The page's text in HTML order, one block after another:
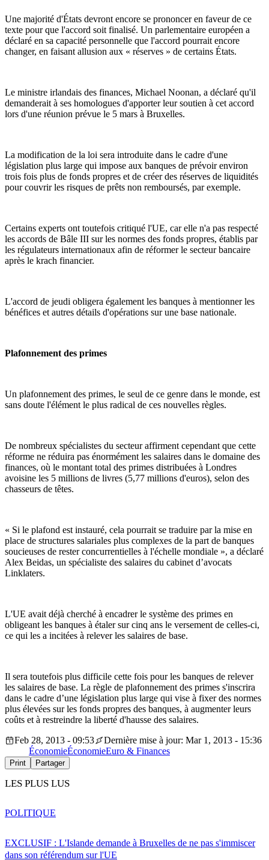
Une majorité d'États devront encore se prononcer en faveur de ce
texte pour que l'accord soit finalisé. Un parlementaire européen a
déclaré en sa capacité personnelle que l'accord pourrait encore
changer, en faisant allusion aux « réserves » de certains États.
Le ministre irlandais des finances, Michael Noonan, a déclaré qu'il
demanderait à ses homologues d'apporter leur soutien à cet accord
lors d'une réunion prévue le 5 mars à Bruxelles.
La modification de la loi sera introduite dans le cadre d'une
législation plus large qui impose aux banques de prévoir environ
trois fois plus de fonds propres et de créer des réserves de liquidités
pour couvrir les risques de prêts non remboursés, par exemple.
Certains experts ont toutefois critiqué l'UE, car elle n'a pas respecté
les accords de Bâle III sur les normes des fonds propres, établis par
les régulateurs internationaux afin de réformer le secteur bancaire
après le krach financier.
L'accord de jeudi obligera également les banques à mentionner les
bénéfices et autres détails d'opérations sur une base nationale.
Plafonnement des primes
Un plafonnement des primes, le seul de ce genre dans le monde, est
sans doute l'élément le plus radical de ces nouvelles règles.
De nombreux spécialistes du secteur affirment cependant que cette
réforme ne réduira pas énormément les salaires dans le domaine des
finances, où le montant total des primes distribuées à Londres
avoisine les 5 millions de livres (5,77 millions d'euros), selon des
chasseurs de têtes.
« Si le plafond est instauré, cela pourrait se traduire par la mise en
place de structures salariales plus complexes de la part de banques
soucieuses de rester concurrentielles à l'échelle mondiale », a déclaré
Alex Beidas, un spécialiste des salaires du cabinet d’avocats
Linklaters.
L'UE avait déjà cherché à encadrer le système des primes en
obligeant les banques à étaler sur cinq ans le versement de celles-ci,
ce qui les a incitées à relever les salaires de base.
Il sera toutefois plus difficile cette fois pour les banques de relever
les salaires de base. La règle de plafonnement des primes s'inscrira
dans le cadre d’une législation plus large qui vise à fixer des normes
plus élevées sur les fonds propres des banques, à augmenter leurs
coûts et à restreindre la liberté d'hausse des salaires.
Feb 28, 2013 - 09:53
Dernière mise à jour: Mar 1, 2013 - 15:36
ÉconomieÉconomieEuro & Finances
Print Partager
LES PLUS LUS
EXCLUSIF : L'Islande demande à Bruxelles de ne pas s'immiscer
dans son référendum sur l'UE
POLITIQUE